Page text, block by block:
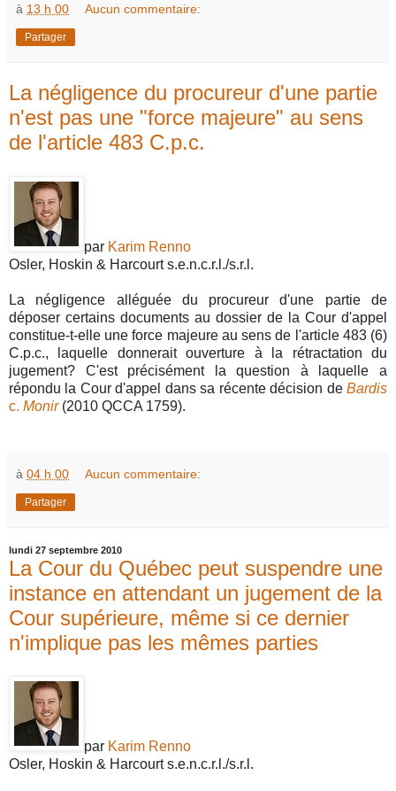
à 13 h 00 Aucun commentaire:
Partager
La négligence du procureur d'une partie
n'est pas une "force majeure" au sens
de l'article 483 C.p.c.
par Karim Renno
Osler, Hoskin & Harcourt s.e.n.c.r.l./s.r.l.
La négligence alléguée du procureur d'une partie de
déposer certains documents au dossier de la Cour d'appel
constitue-t-elle une force majeure au sens de l'article 483 (6)
C.p.c., laquelle donnerait ouverture à la rétractation du
jugement? C'est précisément la question à laquelle a
répondu la Cour d'appel dans sa récente décision de Bardis
c. Monir(2010 QCCA 1759).
à 04 h 00 Aucun commentaire:
Partager
lundi 27 septembre 2010
La Cour du Québec peut suspendre une
instance en attendant un jugement de la
Cour supérieure, même si ce dernier
n'implique pas les mêmes parties
par Karim Renno
Osler, Hoskin & Harcourt s.e.n.c.r.l./s.r.l.